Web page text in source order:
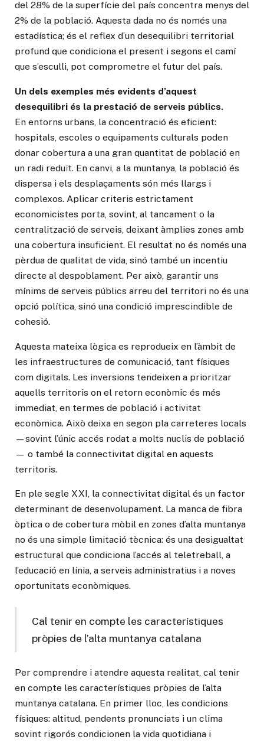
del 28% de la superfície del país concentra menys del
2% de la població. Aquesta dada no és només una
estadística; és el reflex d’un desequilibri territorial
profund que condiciona el present i segons el camí
que s’esculli, pot comprometre el futur del país.
Un dels exemples més evidents d’aquest
desequilibri és la prestació de serveis públics.
En entorns urbans, la concentració és eficient:
hospitals, escoles o equipaments culturals poden
donar cobertura a una gran quantitat de població en
un radi reduït. En canvi, a la muntanya, la població és
dispersa i els desplaçaments són més llargs i
complexos. Aplicar criteris estrictament
economicistes porta, sovint, al tancament o la
centralització de serveis, deixant àmplies zones amb
una cobertura insuficient. El resultat no és només una
pèrdua de qualitat de vida, sinó també un incentiu
directe al despoblament. Per això, garantir uns
mínims de serveis públics arreu del territori no és una
opció política, sinó una condició imprescindible de
cohesió.
Aquesta mateixa lògica es reprodueix en l’àmbit de
les infraestructures de comunicació, tant físiques
com digitals. Les inversions tendeixen a prioritzar
aquells territoris on el retorn econòmic és més
immediat, en termes de població i activitat
econòmica. Això deixa en segon pla carreteres locals
—sovint l’únic accés rodat a molts nuclis de població
— o també la connectivitat digital en aquests
territoris.
En ple segle XXI, la connectivitat digital és un factor
determinant de desenvolupament. La manca de fibra
òptica o de cobertura mòbil en zones d’alta muntanya
no és una simple limitació tècnica: és una desigualtat
estructural que condiciona l’accés al teletreball, a
l’educació en línia, a serveis administratius i a noves
oportunitats econòmiques.
Cal tenir en compte les característiques
pròpies de l’alta muntanya catalana
Per comprendre i atendre aquesta realitat, cal tenir
en compte les característiques pròpies de l’alta
muntanya catalana. En primer lloc, les condicions
físiques: altitud, pendents pronunciats i un clima
sovint rigorós condicionen la vida quotidiana i